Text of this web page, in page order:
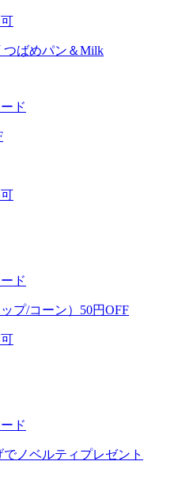
つばめパン＆Milk
ド
ド
プ/コーン） 50円OFF
ド
でノベルティプレゼント